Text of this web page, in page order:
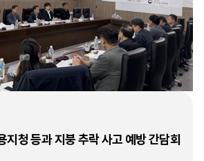
지청 등과 지붕 추락 사고 예방 간담회